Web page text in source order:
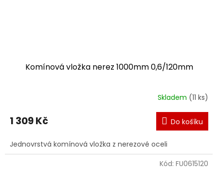
Komínová vložka nerez 1000mm 0,6/120mm
Skladem (11 ks)
1 309 Kč Do košíku
Jednovrstvá komínová vložka z nerezové oceli
Kód: FU0615120